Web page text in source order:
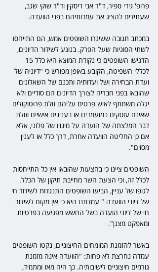
פרופ' גידי ספיר, ד"ר אבי דיסקין וד"ר שוקי שגב,
שעתידים להציג את עמדותיהם בפני הוועדה.
במכתב תגובה ששיגרו השופטים אמש, הם התייחסו
לשתי הסוגיות שעל הפרק. בנוגע לשידור הדיונים,
לכללי השפיטה, הקובע באופן מפורש כי "דיוניה של
ועדת הבחירה ושל ועדותיה ותכנם של השאלונים
שהובאו בפני חבריה לצורך הדיונים הם סודיים ולא
יגלה משתתף לאיש פרטים עליהם זולת פרוטוקולים
שאינם עוסקים במועמדים או בענינים אישיים וזולת
דבר המלצתה של הועדה על מינויו של פלוני, אלא
אם כן החליטה הוועדה אחרת, דרך כלל או לענין
מסוים".
השופטים ציינו כי בהצעות שהובאו אין כל התייחסות
לכלל זה, וכי הצעת השר מחייבת תיקון של הכלל.
לגופו של עניין, הביעו השופטים התנגדות לשידור חי
של דיוני הוועדה " עמדתנו היא כי אין מקום לשידור
חי של דיוני הועדה בשל החשש מפגיעה בפרטיות
ומאפקט מצנן".
באשר להזמנת המומחים החיצוניים, נקטו השופטים
עמדה נחרצת לא פחות: "הוועדה אינה מזמנת
גורמים חיצוניים לישיבותיה. כך היה מאז ומתמיד,